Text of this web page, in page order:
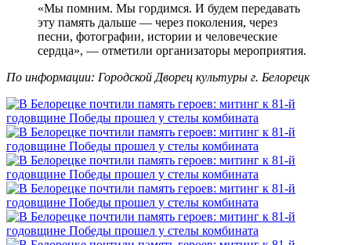
«Мы помним. Мы гордимся. И будем передавать
эту память дальше — через поколения, через
песни, фотографии, истории и человеческие
сердца», — отметили организаторы мероприятия.
По информации: Городской Дворец культуры г. Белорецк